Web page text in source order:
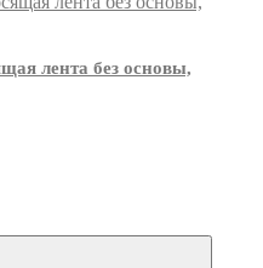
лента без основы,